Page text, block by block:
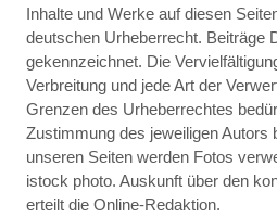
Inhalte und Werke auf diesen
deutschen Urheberrecht. Beiträge
gekennzeichnet. Die
Verbreitung und jede Art der
Grenzen des Urheberrechtes
Zustimmung des jeweiligen Autors
unseren Seiten werden Fotos
istock photo. Auskunft über den
erteilt die Online-Redaktion.